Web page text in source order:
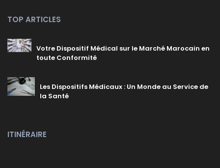
TOP ARTICLES
Votre Dispositif Médical sur le Marché Marocain en
toute Conformité
Les Dispositifs Médicaux : Un Monde au Service de
la Santé
ITINÉRAIRE